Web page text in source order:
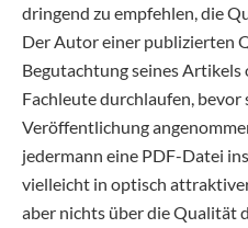
dringend zu empfehlen, die
Der Autor einer publizierten
Begutachtung seines Artikels
Fachleute durchlaufen, bevor
Veröffentlichung
jedermann eine PDF-Datei
vielleicht in optisch
aber nichts über die Qualität